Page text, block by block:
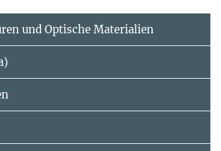
und Optische Materialien